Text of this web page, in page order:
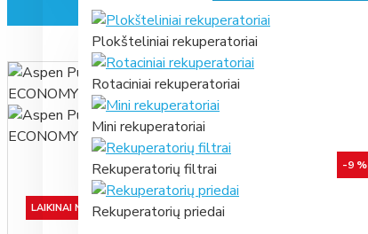
Plokšteliniai rekuperatoriai
Rotaciniai rekuperatoriai
Mini rekuperatoriai
Rekuperatorių filtrai
Rekuperatorių priedai
-9 %
LAIKINAI NETURIME